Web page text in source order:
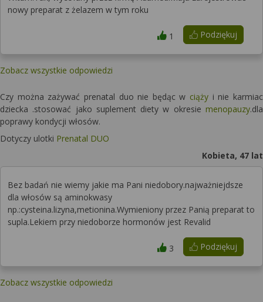
nowy preparat z żelazem w tym roku
Podziękuj
1
Zobacz wszystkie odpowiedzi
Czy można zażywać prenatal duo nie będąc w ciąży i nie karmiac
dziecka .stosować jako suplement diety w okresie menopauzy.dla
poprawy kondycji włosów.
Dotyczy ulotki Prenatal DUO
Kobieta, 47 lat
Bez badań nie wiemy jakie ma Pani niedobory.najważniejdsze
dla włosów są aminokwasy
np.:cysteina.lizyna,metionina.Wymieniony przez Panią preparat to
supla.Lekiem przy niedoborze hormonów jest Revalid
Podziękuj
3
Zobacz wszystkie odpowiedzi